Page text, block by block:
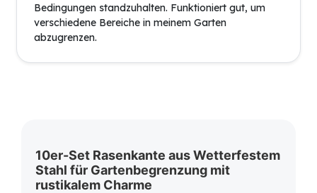
Bedingungen standzuhalten. Funktioniert gut, um
verschiedene Bereiche in meinem Garten
abzugrenzen.
10er-Set Rasenkante aus Wetterfestem
Stahl für Gartenbegrenzung mit
rustikalem Charme